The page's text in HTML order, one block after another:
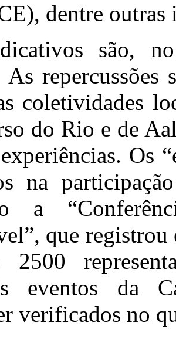
dentre outras
são,
As repercussões
coletividades
do Rio e de
Os
na
a
que
eventos da
verificados no